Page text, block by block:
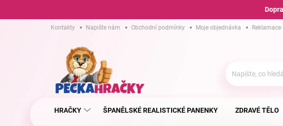
Kontakty Napište nám Obchodní podmínky Moje objednávka
HRAČKY ŠPANĚLSKÉ REALISTICKÉ PANENKY ZDRAVÉ TĚLO